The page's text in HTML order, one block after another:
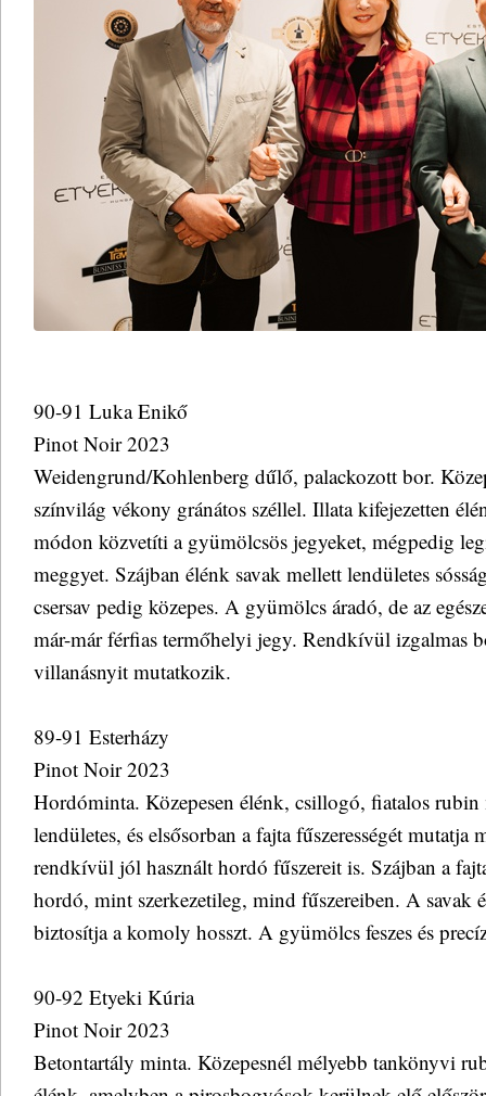
90-91 Luka Enikő
Pinot Noir 2023
Weidengrund/Kohlenberg dűlő, palackozott bor.
színvilág vékony gránátos széllel. Illata kifejezetten
módon közvetíti a gyümölcsös jegyeket, mégpedig
meggyet. Szájban élénk savak mellett lendületes
csersav pedig közepes. A gyümölcs áradó, de az
már-már férfias termőhelyi jegy. Rendkívül izgalmas
villanásnyit mutatkozik.
89-91 Esterházy
Pinot Noir 2023
Hordóminta. Közepesen élénk, csillogó, fiatalos rubin
lendületes, és elsősorban a fajta fűszerességét mutatja
rendkívül jól használt hordó fűszereit is. Szájban a
hordó, mint szerkezetileg, mind fűszereiben. A savak
biztosítja a komoly hosszt. A gyümölcs feszes és
90-92 Etyeki Kúria
Pinot Noir 2023
Betontartály minta. Közepesnél mélyebb tankönyvi